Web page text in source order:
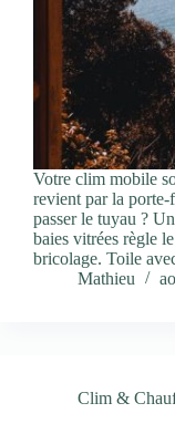
Votre clim mobile
revient par la porte-
passer le tuyau ?
baies vitrées règle
bricolage. Toile
Mathieu
Clim &